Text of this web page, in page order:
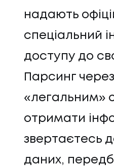
надають
спеціальний
доступу до
Парсинг
«легальним»
отримати
звертаєтесь
даних,